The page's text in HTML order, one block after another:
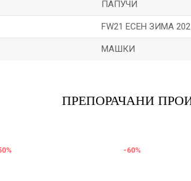
ПАПУЧИ
FW21 ЕСЕН ЗИМА
МАШКИ
ПРЕПОРАЧАНИ
% -60%